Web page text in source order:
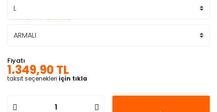
Fiyatı
1.349,90 TL
taksit seçenekleri için tıkla